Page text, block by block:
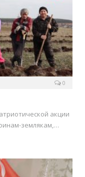
0
акции
землякам,…